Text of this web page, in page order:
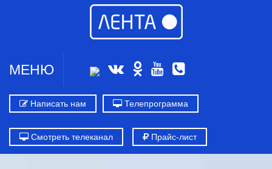
МЕНЮ
Написать нам Телепрограмма
Смотреть телеканал Прайс-лист